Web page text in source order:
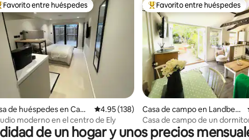
5 de 5, 4 reseñas
entre huéspedes preferido
Favorito entre huéspedes
de huéspedes en Cam
Calificación promedio: 4.95 de 5, 138
4.95 (138)
moderno en el centro de Ely
Favorito entre huéspedes
Favorito entre huéspedes
Casa de campo en Landbeac
h
Casa de campo de un
en Cambridge para 3
de un hogar y unos precios